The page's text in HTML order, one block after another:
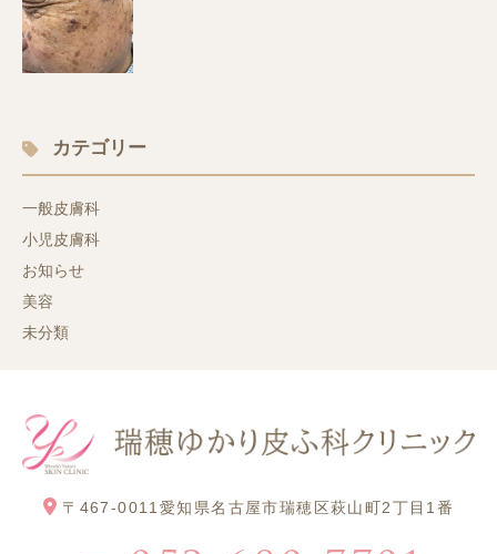
カテゴリー
一般皮膚科
小児皮膚科
お知らせ
美容
未分類
〒467-0011 愛知県名古屋市瑞穂区萩山町2丁目1番